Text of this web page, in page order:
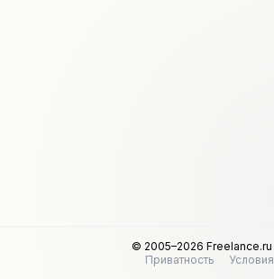
© 2005–2026 Freelance.ru
Приватность
Условия